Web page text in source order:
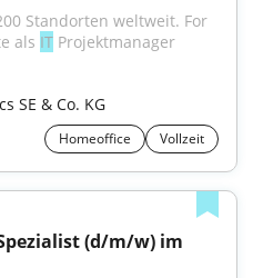
Standorten weltweit. For
als IT Projektmanager
SE & Co. KG
Homeoffice Vollzeit
(d/m/w) im